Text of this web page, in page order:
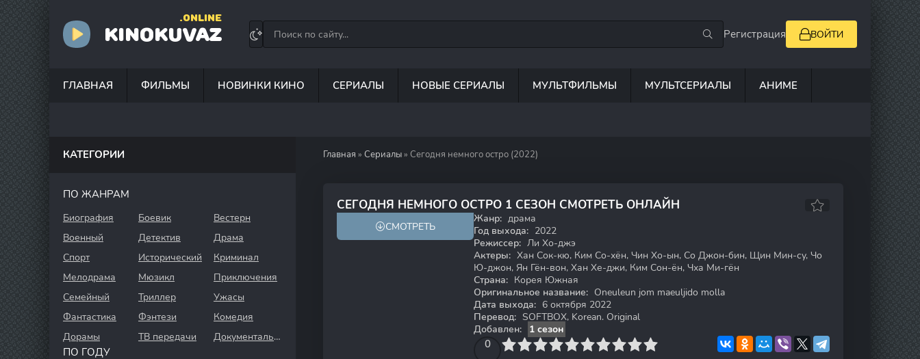
KINOKUVAZ
.ONLINE
Регистрация ВОЙТИ
ГЛАВНАЯ ФИЛЬМЫ НОВИНКИ КИНО СЕРИАЛЫ НОВЫЕ СЕРИАЛЫ МУЛЬТФИЛЬМЫ МУЛЬТСЕРИАЛЫ АНИМЕ
Главная » Сериалы » Сегодня немного остро (2022)
СЕГОДНЯ НЕМНОГО ОСТРО 1 СЕЗОН СМОТРЕТЬ ОНЛАЙН
8.2
СМОТРЕТЬ
Жанр: драма
Год выхода: 2022
Режиссер: Ли Хо-джэ
Актеры: Хан Сок-кю, Ким Со-хён, Чин Хо-ын, Со Джон-бин, Щин Мин-су, Чо
Ю-джон, Ян Гён-вон, Хан Хе-джи, Ким Сон-ён, Чха Ми-гён
Страна: Корея Южная
Оригинальное название: Oneuleun jom maeuljido molla
Дата выхода: 6 октября 2022
Перевод: SOFTBOX, Korean. Original
Добавлен:
1 сезон
0
4 6 7 8 9 10
КАТЕГОРИИ
ПО ЖАНРАМ
Биография Боевик
Вестерн
Военный
Детектив
Драма
Спорт
Исторический
Криминал
Мелодрама
Мюзикл
Приключения
Семейный
Триллер
Ужасы
Фантастика
Фэнтези
Комедия
Дорамы
ТВ передачи Документальный
ПО ГОДУ